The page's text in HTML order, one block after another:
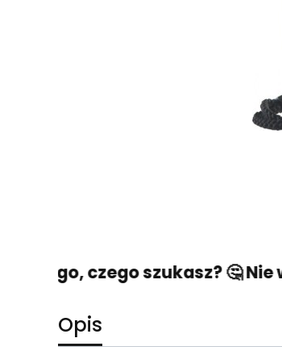
tego, czego szukasz? 🤔 Nie
Opis